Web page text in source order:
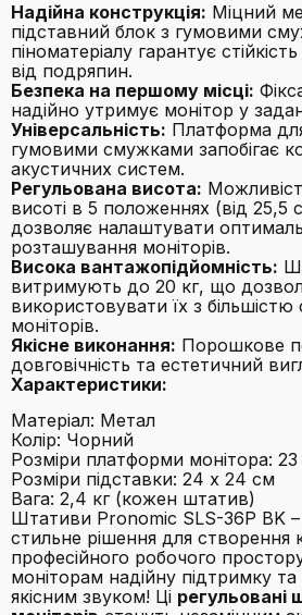
Надійна конструкція: Міцний
підставний блок з гумовими
піноматеріалу гарантує
від подряпин.
Безпека на першому місці:
надійно утримує монітор у
Універсальність: Платформа
гумовими смужками запобігає
акустичних систем.
Регульована висота:
висоті в 5 положеннях (від 25,5
дозволяє налаштувати
розташування моніторів.
Висока вантажопідйомність:
витримують до 20 кг, що
використовувати їх з більшістю
моніторів.
Якісне виконання: Порошкове
довговічність та естетичний
Характеристики:
Матеріал: Метал
Колір: Чорний
Розміри платформи монітора:
Розміри підставки: 24 x 24 см
Вага: 2,4 кг (кожен штатив)
Штативи Pronomic SLS-36P BK
стильне рішення для створення
професійного робочого
моніторам надійну підтримку
якісним звуком! Ці регульовані